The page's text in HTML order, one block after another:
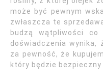
może być pewnym
zwłaszcza te
budzą wątpliwości
doświadczenia wynika,
za pewność, że
który będzie bezpieczny